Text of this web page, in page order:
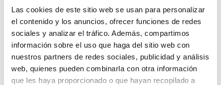
Las cookies de este sitio web se usan para personalizar
el contenido y los anuncios, ofrecer funciones de redes
sociales y analizar el tráfico. Además, compartimos
información sobre el uso que haga del sitio web con
nuestros partners de redes sociales, publicidad y análisis
web, quienes pueden combinarla con otra información
que les haya proporcionado o que hayan recopilado a
Clínicas donde trabaja